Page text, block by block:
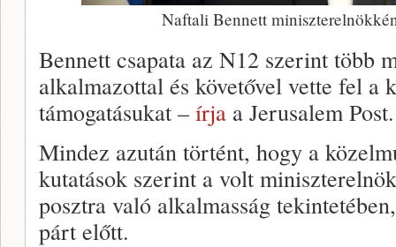
Naftali Bennett
Bennett csapata az N12 szerint több
alkalmazottal és követővel vette fel a
támogatásukat – írja a Jerusalem Post.
Mindez azután történt, hogy a
kutatások szerint a volt
posztra való alkalmasság
párt előtt.